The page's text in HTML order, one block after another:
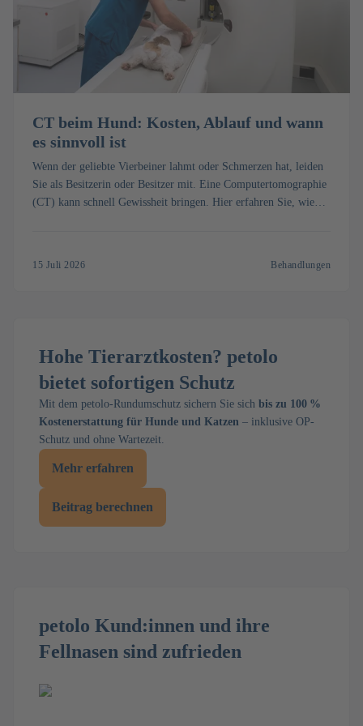
CT beim Hund: Kosten, Ablauf und wann
es sinnvoll ist
Wenn der geliebte Vierbeiner lahmt oder Schmerzen hat, leiden
Sie als Besitzerin oder Besitzer mit. Eine Computertomographie
(CT) kann schnell Gewissheit bringen. Hier erfahren Sie, wie
15 Juli 2026 Behandlungen
Hohe Tierarztkosten? petolo
bietet sofortigen Schutz
Mit dem petolo-Rundumschutz sichern Sie sich bis zu 100 %
Kostenerstattung für Hunde und Katzen – inklusive OP-
Schutz und ohne Wartezeit.
Mehr erfahren
Beitrag berechnen
petolo Kund:innen und ihre
Fellnasen sind zufrieden